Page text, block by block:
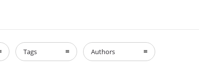
Tags Authors